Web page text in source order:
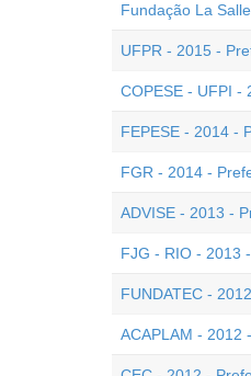
Fundação La
UFPR - 2015 -
COPESE - UFPI -
FEPESE - 2014 -
FGR - 2014 -
ADVISE - 2013 -
FJG - RIO - 2013
FUNDATEC -
ACAPLAM - 2012